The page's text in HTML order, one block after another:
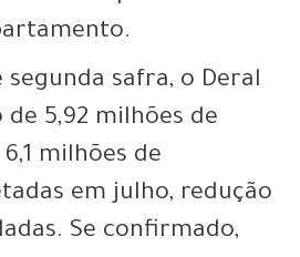
safra, o Deral
5,92 milhões de
milhões de
em julho, redução
Se confirmado,